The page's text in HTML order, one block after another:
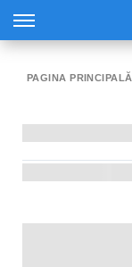
PAGINA PRINCIPALĂ